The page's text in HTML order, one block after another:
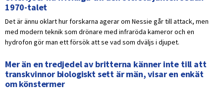
1970-talet
Det är ännu oklart hur forskarna agerar om Nessie går till attack, men
med modern teknik som drönare med infraröda kameror och en
hydrofon gör man ett försök att se vad som dväljs i djupet.
Mer än en tredjedel av britterna känner inte till att
transkvinnor biologiskt sett är män, visar en enkät
om könstermer